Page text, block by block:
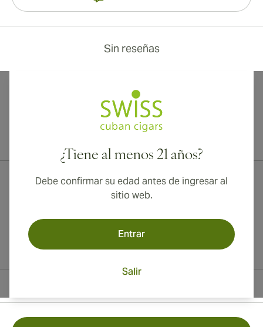
Sin reseñas
¿Tiene al menos 21 años?
Debe confirmar su edad antes de ingresar al
sitio web.
Entrar
Salir